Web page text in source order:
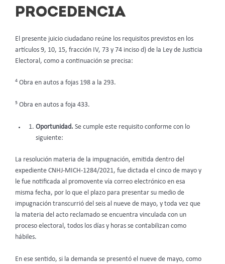
PROCEDENCIA
El presente juicio ciudadano reúne los requisitos previstos en los
artículos 9, 10, 15, fracción IV, 73 y 74 inciso d) de la Ley de Justicia
Electoral, como a continuación se precisa:
4 Obra en autos a fojas 198 a la 293.
5 Obra en autos a foja 433.
Oportunidad. Se cumple este requisito conforme con lo
siguiente:
La resolución materia de la impugnación, emitida dentro del
expediente CNHJ-MICH-1284/2021, fue dictada el cinco de mayo y
le fue notificada al promovente vía correo electrónico en esa
misma fecha, por lo que el plazo para presentar su medio de
impugnación transcurrió del seis al nueve de mayo, y toda vez que
la materia del acto reclamado se encuentra vinculada con un
proceso electoral, todos los días y horas se contabilizan como
hábiles.
En ese sentido, si la demanda se presentó el nueve de mayo, como